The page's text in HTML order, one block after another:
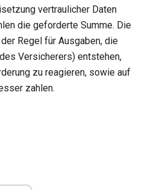
vertraulicher Daten
die geforderte Summe. Die
Regel für Ausgaben, die
Versicherers) entstehen,
zu reagieren, sowie auf
zahlen.